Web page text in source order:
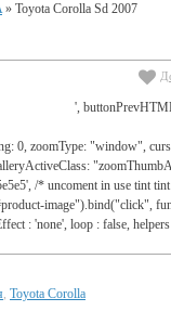
» Toyota Corolla Sd 2007
',
0, zoomType: "window",
/* uncoment in use tint
image").bind("click",
: 'none', loop : false,
, Toyota Corolla